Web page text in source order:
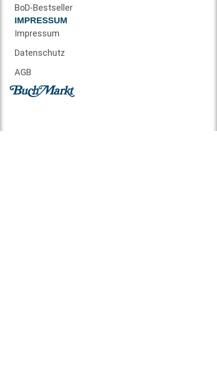
BoD-Bestseller
IMPRESSUM
Impressum
Datenschutz
AGB